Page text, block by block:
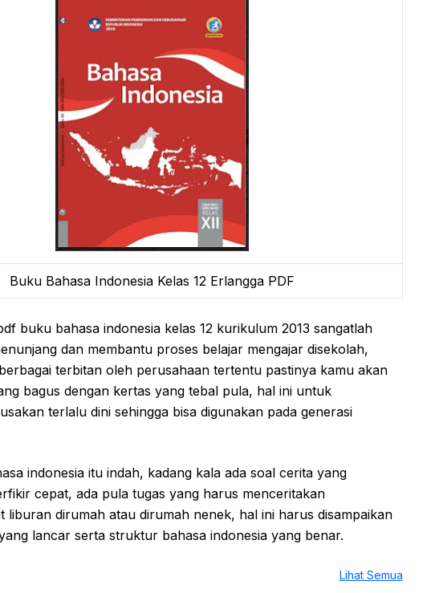
Buku Bahasa Indonesia Kelas 12 Erlangga PDF
buku bahasa indonesia kelas 12 kurikulum 2013 sangatlah
dan membantu proses belajar mengajar disekolah,
terbitan oleh perusahaan tertentu pastinya kamu akan
bagus dengan kertas yang tebal pula, hal ini untuk
terlalu dini sehingga bisa digunakan pada generasi
indonesia itu indah, kadang kala ada soal cerita yang
cepat, ada pula tugas yang harus menceritakan
liburan dirumah atau dirumah nenek, hal ini harus disampaikan
lancar serta struktur bahasa indonesia yang benar.
Lihat Semua